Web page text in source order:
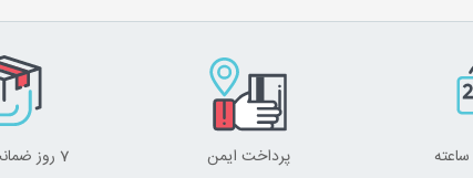
پرداخت ایمن 7 روز ضمانت برگشت